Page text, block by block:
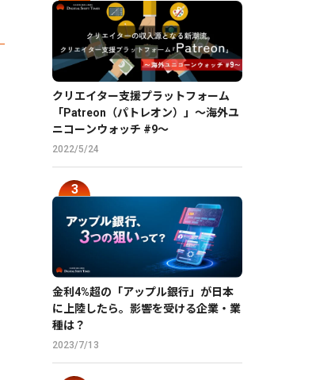
クリエイター支援プラットフォーム
「Patreon（パトレオン）」〜海外ユ
ニコーンウォッチ #9〜
2022/5/24
金利4%超の「アップル銀行」が日本
に上陸したら。影響を受ける企業・業
種は？
2023/7/13